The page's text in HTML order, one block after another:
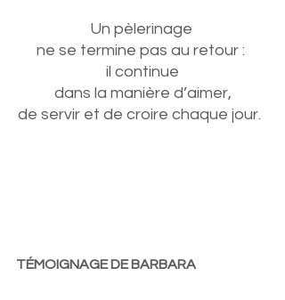
Un pèlerinage
ne se termine pas au retour :
il continue
dans la manière d’aimer,
de servir et de croire chaque jour.
TÉMOIGNAGE DE BARBARA